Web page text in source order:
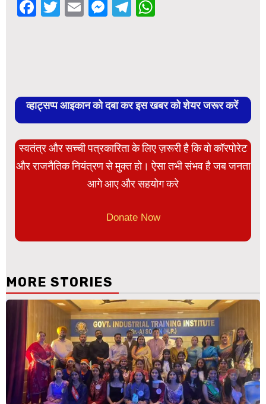
Facebook
Twitter
EmailMessenger
Telegram
व्हाट्सप्प आइकान को दबा कर इस खबर को शेयर जरूर करें
स्वतंत्र और सच्ची पत्रकारिता के लिए ज़रूरी है कि वो कॉरपोरेट
और राजनैतिक नियंत्रण से मुक्त हो। ऐसा तभी संभव है जब जनता
आगे आए और सहयोग करे
Donate Now
MORE STORIES